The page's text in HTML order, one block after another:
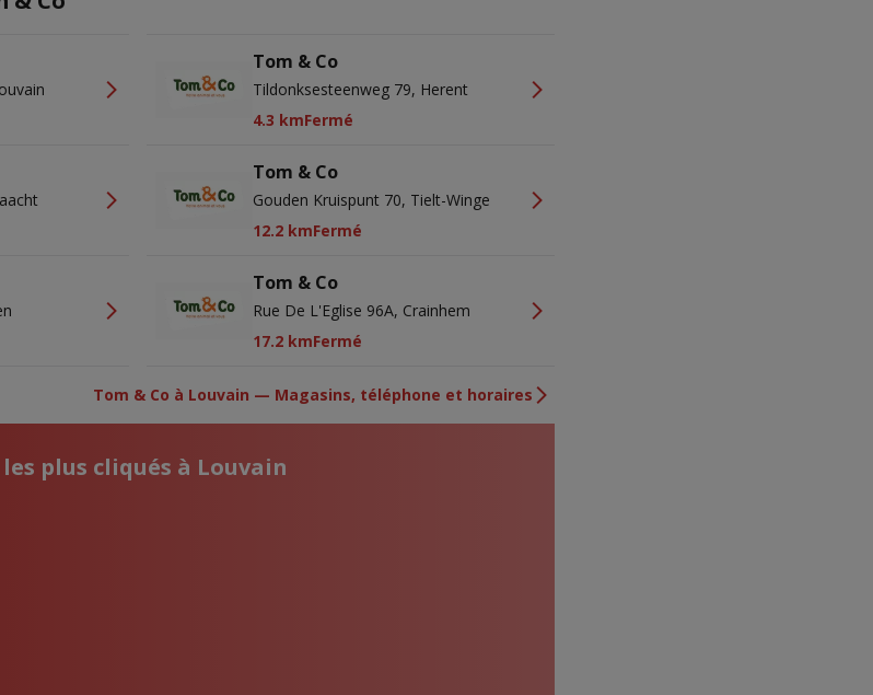
Tom & Co
Tildonksesteenweg 79, Herent
4.3 kmFermé
Tom & Co
Gouden Kruispunt 70, Tielt-Winge
12.2 kmFermé
Tom & Co
Rue De L'Eglise 96A, Crainhem
17.2 kmFermé
Tom & Co à Louvain — Magasins, téléphone et horaires
plus cliqués à Louvain